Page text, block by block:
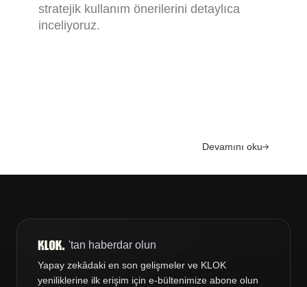
stratejik kullanım önerilerini detaylıca
inceliyoruz.
Devamını oku
'tan haberdar olun
Yapay zekâdaki en son gelişmeler ve KLOK
yeniliklerine ilk erişim için e-bültenimize abone olun